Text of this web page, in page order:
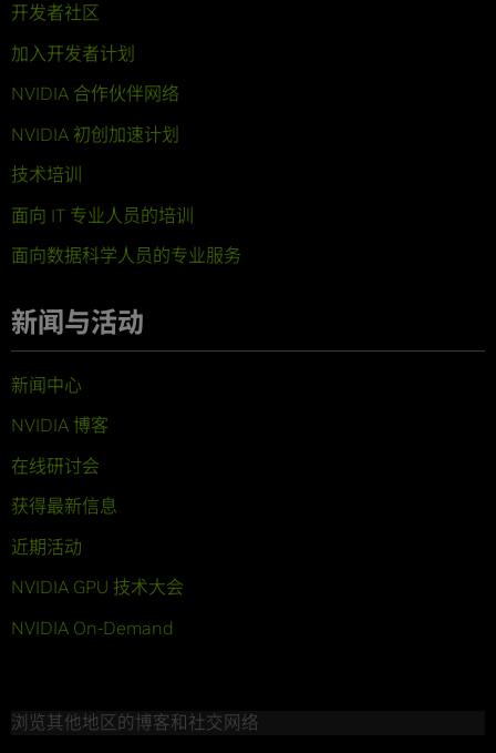
开发者社区
加入开发者计划
NVIDIA 合作伙伴网络
NVIDIA 初创加速计划
技术培训
面向 IT 专业人员的培训
面向数据科学人员的专业服务
新闻与活动
新闻中心
NVIDIA 博客
在线研讨会
获得最新信息
近期活动
NVIDIA GPU 技术大会
NVIDIA On-Demand
浏览其他地区的博客和社交网络